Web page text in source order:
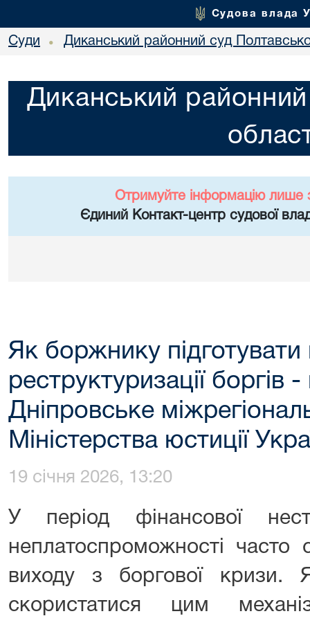
Судова влада
Суди • Диканський районний суд
Диканський районний
Отримуйте інформацію лише
Єдиний Контакт-центр судової
Як боржнику
реструктуризації боргів
Дніпровське
Міністерства юстиції
19 січня 2026, 13:20
У період фінансової
неплатоспроможності
виходу з боргової кризи.
скористатися цим